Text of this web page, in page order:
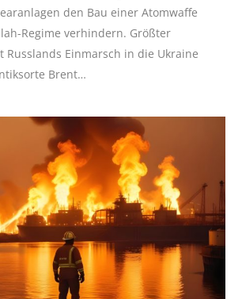
den Bau einer Atomwaffe
Regime verhindern. Größter
Russlands Einmarsch in die Ukraine
Brent…